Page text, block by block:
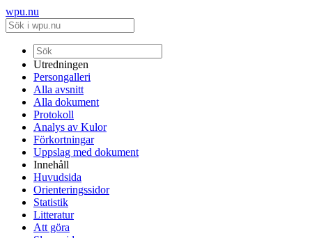
wpu.nu
Utredningen
Persongalleri
Alla avsnitt
Alla dokument
Protokoll
Analys av Kulor
Förkortningar
Uppslag med dokument
Innehåll
Huvudsida
Orienteringssidor
Statistik
Litteratur
Att göra